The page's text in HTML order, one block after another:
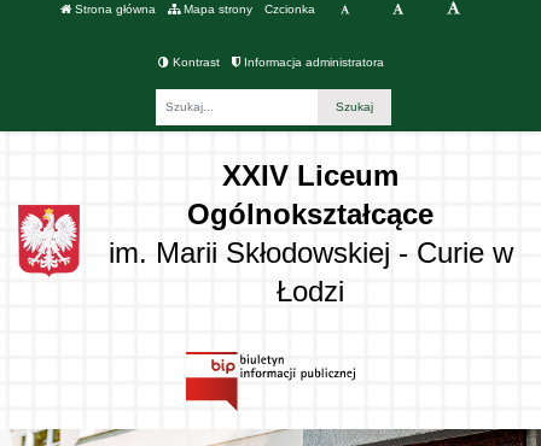
Strona główna Mapa strony Czcionka
Kontrast Informacja administratora
XXIV Liceum
Ogólnokształcące
im. Marii Skłodowskiej - Curie w
Łodzi